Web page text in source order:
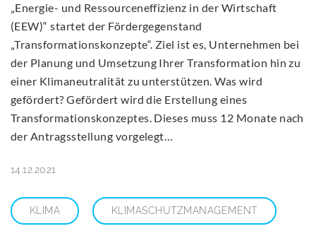
„Energie- und Ressourceneffizienz in der Wirtschaft
(EEW)“ startet der Fördergegenstand
„Transformationskonzepte“. Ziel ist es, Unternehmen bei
der Planung und Umsetzung Ihrer Transformation hin zu
einer Klimaneutralität zu unterstützen. Was wird
gefördert? Gefördert wird die Erstellung eines
Transformationskonzeptes. Dieses muss 12 Monate nach
der Antragsstellung vorgelegt…
14.12.2021
KLIMA KLIMASCHUTZMANAGEMENT